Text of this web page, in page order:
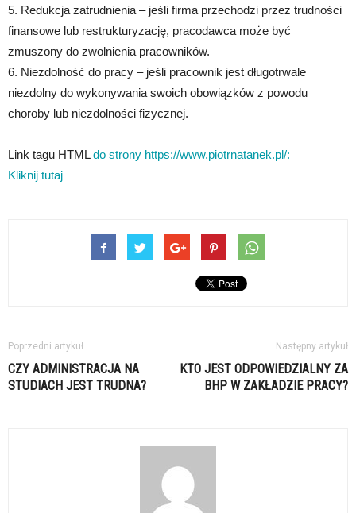
5. Redukcja zatrudnienia – jeśli firma przechodzi przez trudności
finansowe lub restrukturyzację, pracodawca może być
zmuszony do zwolnienia pracowników.
6. Niezdolność do pracy – jeśli pracownik jest długotrwale
niezdolny do wykonywania swoich obowiązków z powodu
choroby lub niezdolności fizycznej.
Link tagu HTMLdo strony https://www.piotrnatanek.pl/:
Kliknij tutaj
Poprzedni artykuł
CZY ADMINISTRACJA NA
STUDIACH JEST TRUDNA?
Następny artykuł
KTO JEST ODPOWIEDZIALNY ZA
BHP W ZAKŁADZIE PRACY?